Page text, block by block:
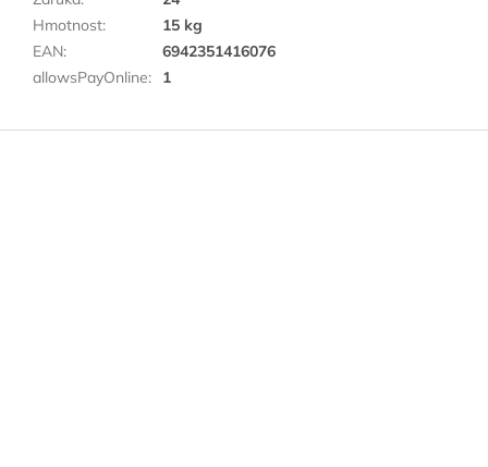
Hmotnost:
15 kg
EAN:
6942351416076
allowsPayOnline: 1